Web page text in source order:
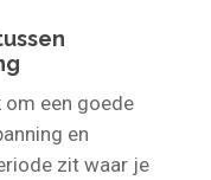
een goede
en